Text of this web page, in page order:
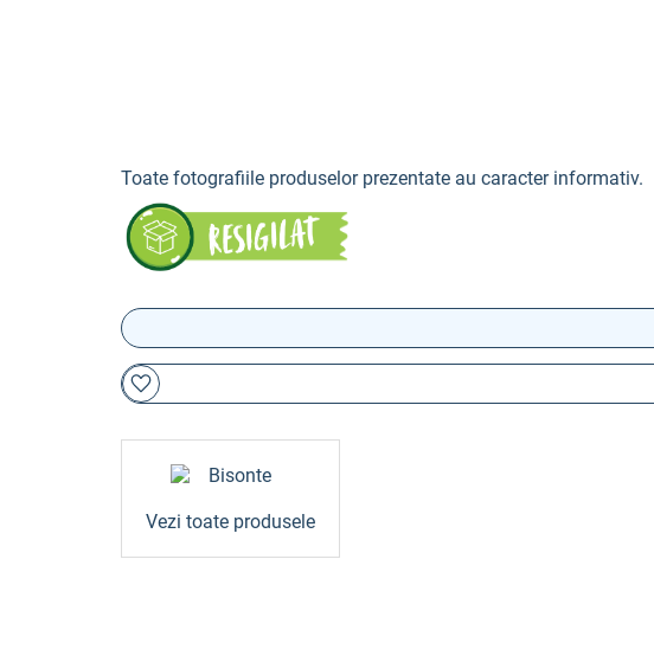
Toate fotografiile produselor prezentate au caracter informativ.
Vezi toate produsele